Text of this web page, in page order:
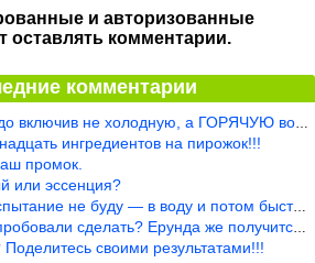
и авторизованные
оставлять комментарии.
комментарии
не холодную, а ГОРЯЧУЮ воду. Трубы в
ингредиентов на пирожок!!!
промок.
или эссенция?
не буду — в воду и потом быстро в раска
сделать? Ерунда же получится. Нет, с
своими результатами!!!